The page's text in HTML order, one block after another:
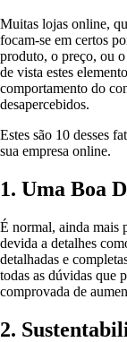
Muitas lojas online,
focam-se em certos
produto, o preço, ou
de vista estes
comportamento do
desapercebidos.
Estes são 10 desses
sua empresa online.
1. Uma Boa
É normal, ainda mais
devida a detalhes
detalhadas e
todas as dúvidas que
comprovada de
2.